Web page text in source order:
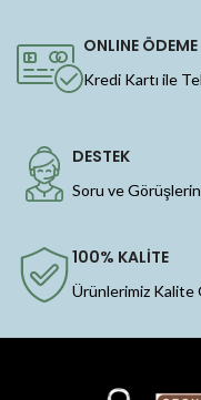
ONLINE ÖDEME
Kredi Kartı ile
DESTEK
Soru ve
100% KALİTE
Ürünlerimiz Kalite